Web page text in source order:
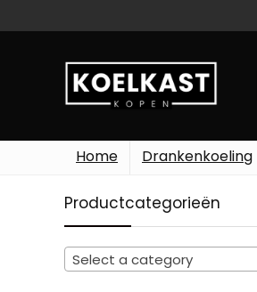
Home Drankenkoeling
Productcategorieën
Select a category